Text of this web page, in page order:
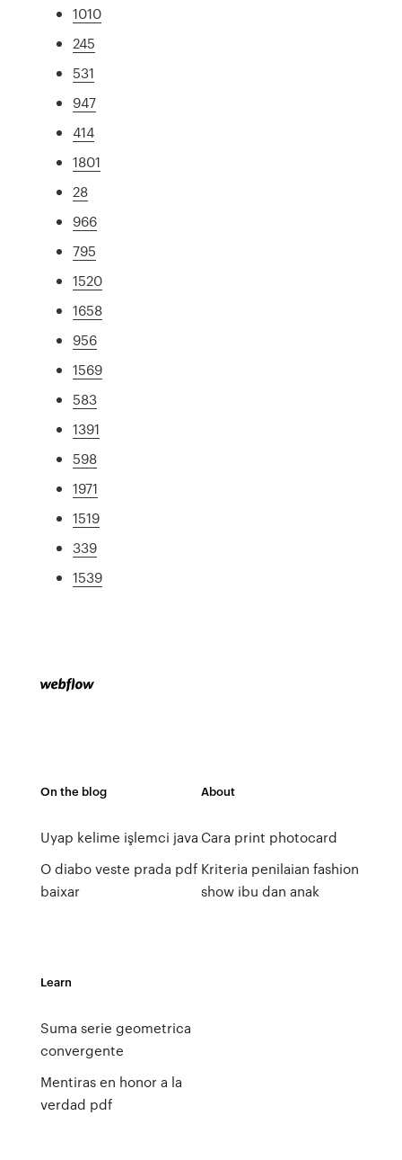
1010
245
531
947
414
1801
28
966
795
1520
1658
956
1569
583
1391
598
1971
1519
339
1539
On the blog
Uyap kelime işlemci java
O diabo veste prada pdf
baixar
About
Cara print photocard
Kriteria penilaian fashion
show ibu dan anak
Learn
Suma serie geometrica
convergente
Mentiras en honor a la
verdad pdf